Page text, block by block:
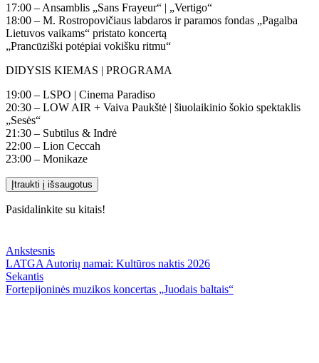
17:00 – Ansamblis „Sans Frayeur“ | „Vertigo“
18:00 – M. Rostropovičiaus labdaros ir paramos fondas „Pagalba
Lietuvos vaikams“ pristato koncertą
„Prancūziški potėpiai vokišku ritmu“
DIDYSIS KIEMAS | PROGRAMA
19:00 – LSPO | Cinema Paradiso
20:30 – LOW AIR + Vaiva Paukštė | šiuolaikinio šokio spektaklis
„Sesės“
21:30 – Subtilus & Indrė
22:00 – Lion Ceccah
23:00 – Monikaze
Įtraukti į išsaugotus
Pasidalinkite su kitais!
Ankstesnis
LATGA Autorių namai: Kultūros naktis 2026
Sekantis
Fortepijoninės muzikos koncertas „Juodais baltais“